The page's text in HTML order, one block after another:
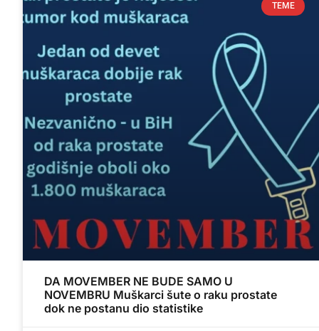
TEME
DA MOVEMBER NE BUDE SAMO U
NOVEMBRU Muškarci šute o raku prostate
dok ne postanu dio statistike